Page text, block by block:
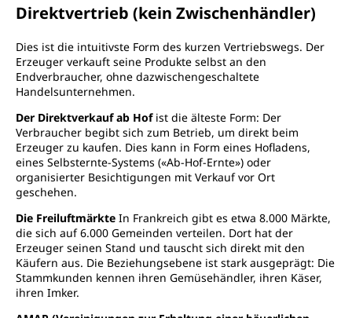
Direktvertrieb (kein Zwischenhändler)
Dies ist die intuitivste Form des kurzen Vertriebswegs. Der
Erzeuger verkauft seine Produkte selbst an den
Endverbraucher, ohne dazwischengeschaltete
Handelsunternehmen.
Der Direktverkauf ab Hofist die älteste Form: Der
Verbraucher begibt sich zum Betrieb, um direkt beim
Erzeuger zu kaufen. Dies kann in Form eines Hofladens,
eines Selbsternte-Systems («Ab-Hof-Ernte») oder
organisierter Besichtigungen mit Verkauf vor Ort
geschehen.
Die Freiluftmärkte In Frankreich gibt es etwa 8.000 Märkte,
die sich auf 6.000 Gemeinden verteilen. Dort hat der
Erzeuger seinen Stand und tauscht sich direkt mit den
Käufern aus. Die Beziehungsebene ist stark ausgeprägt: Die
Stammkunden kennen ihren Gemüsehändler, ihren Käser,
ihren Imker.